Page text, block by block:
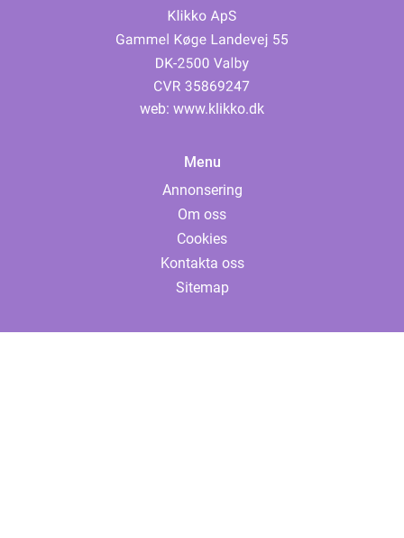
web: www.klikko.dk
Menu
Annonsering
Om oss
Cookies
Kontakta oss
Sitemap